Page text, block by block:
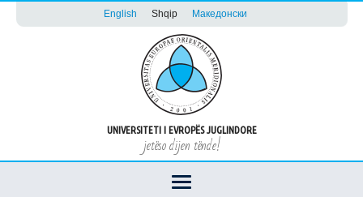
English Shqip Македонски
UNIVERSITETI I EVROPËS JUGLINDORE
jetëso dijen tënde!